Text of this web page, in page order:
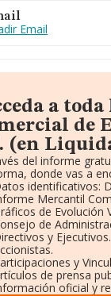
Email
a
de
(en
del informe
donde vas a
identificativos:
Mercantil
de Evolución
de
y Ejecutivos.
y
de prensa
oficial y